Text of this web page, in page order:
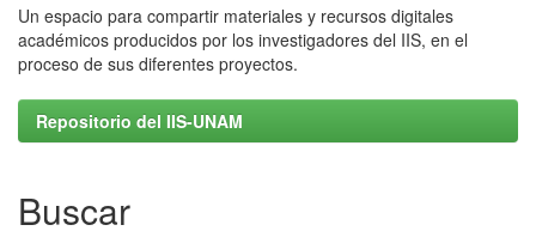
Un espacio para compartir materiales y recursos digitales
académicos producidos por los investigadores del IIS, en el
proceso de sus diferentes proyectos.
Repositorio del IIS-UNAM
Buscar